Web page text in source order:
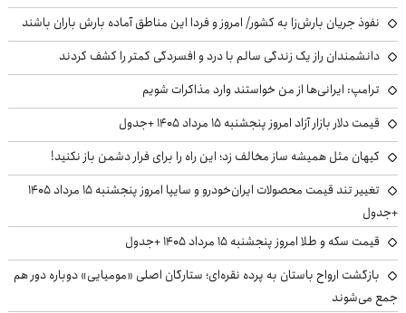
نفوذ جریان بارش‌زا به کشور/ امروز و فردا این مناطق آماده بارش باران باشند
دانشمندان راز یک زندگی سالم با درد و افسردگی کمتر را کشف کردند
ترامپ: ایرانی‌ها از من خواستند وارد مذاکرات شویم
قیمت دلار بازار آزاد امروز پنجشنبه ۱۵ مرداد ۱۴۰۵ +جدول
کیهان مثل همیشه ساز مخالف زد؛ این راه را برای فرار دشمن باز نکنید!
تغییر تند قیمت محصولات ایران‌خودرو و سایپا امروز پنجشنبه ۱۵ مرداد ۱۴۰۵
+جدول
قیمت سکه و طلا امروز پنجشنبه ۱۵ مرداد ۱۴۰۵ +جدول
بازگشت ارواح باستان به پرده نقره‌ای؛ ستارگان اصلی «مومیایی» دوباره دور هم
جمع می‌شوند